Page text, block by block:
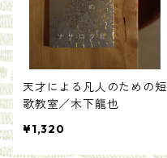
天才による凡人のための短
歌教室／木下龍也
¥1,320